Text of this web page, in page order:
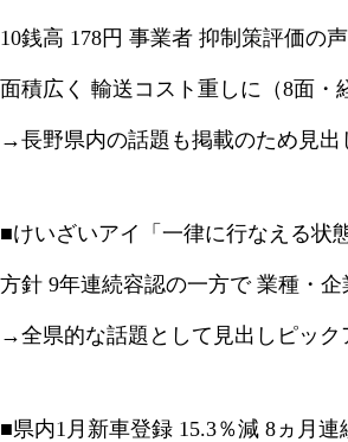
10銭高 178円 事業者 抑制策評価の
面積広く 輸送コスト重しに（8面・
→長野県内の話題も掲載のため見出
■けいざいアイ「一律に行なえる状
方針 9年連続容認の一方で 業種・
→全県的な話題として見出しピック
■県内1月新車登録 15.3％減 8ヵ月